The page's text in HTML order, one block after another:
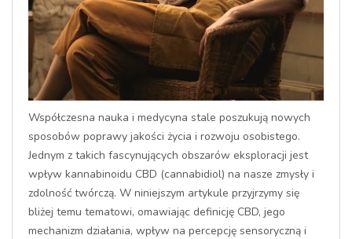
Współczesna nauka i medycyna stale poszukują nowych
sposobów poprawy jakości życia i rozwoju osobistego.
Jednym z takich fascynujących obszarów eksploracji jest
wpływ kannabinoidu CBD (cannabidiol) na nasze zmysły i
zdolność twórczą. W niniejszym artykule przyjrzymy się
bliżej temu tematowi, omawiając definicję CBD, jego
mechanizm działania, wpływ na percepcję sensoryczną i